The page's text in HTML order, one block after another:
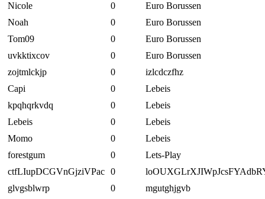
Nicole
0
Euro Borussen
Noah
0
Euro Borussen
Tom09
0
Euro Borussen
uvkktixcov
0
Euro Borussen
zojtmlckjp
0
izlcdczfhz
Capi
0
Lebeis
kpqhqrkvdq
0
Lebeis
Lebeis
0
Lebeis
Momo
0
Lebeis
forestgum
0
Lets-Play
ctfLIupDCGVnGjziVPac 0
glvgsblwrp
0
mgutghjgvb